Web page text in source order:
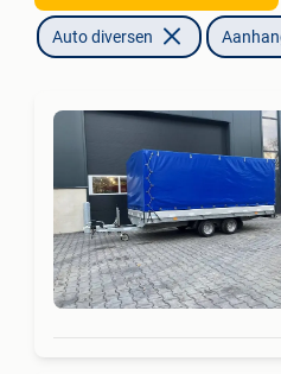
Auto diversen